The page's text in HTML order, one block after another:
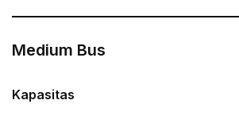
Medium Bus
Kapasitas